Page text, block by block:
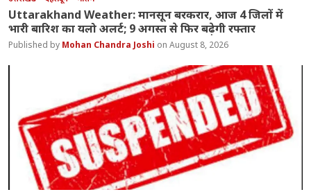
Uttarakhand Weather: मानसून बरकरार, आज 4 जिलों में
भारी बारिश का यलो अलर्ट; 9 अगस्त से फिर बढ़ेगी रफ्तार
Mohan Chandra Joshi August 8, 2026